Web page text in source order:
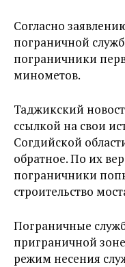
Согласно
пограничной
пограничники
минометов.
Таджикский
ссылкой на свои
Согдийской
обратное. По их
пограничники
строительство
Пограничные
приграничной
режим несения